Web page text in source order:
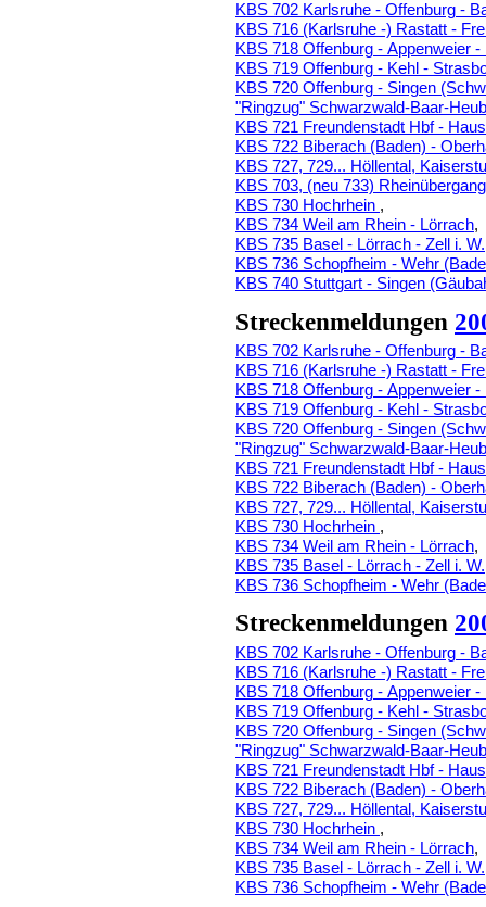
KBS 702 Karlsruhe - Offenburg -
KBS 716 (Karlsruhe -) Rastatt -
KBS 718 Offenburg - Appenweier
KBS 719 Offenburg - Kehl -
KBS 720 Offenburg - Singen
"Ringzug" Schwarzwald-Baar-
KBS 721 Freundenstadt Hbf -
KBS 722 Biberach (Baden) -
KBS 727, 729... Höllental,
KBS 703, (neu 733)
KBS 730 Hochrhein ,
KBS 734 Weil am Rhein - Lörrach,
KBS 735 Basel - Lörrach - Zell i. W.
KBS 736 Schopfheim - Wehr
KBS 740 Stuttgart - Singen
Streckenmeldungen
KBS 702 Karlsruhe - Offenburg -
KBS 716 (Karlsruhe -) Rastatt -
KBS 718 Offenburg - Appenweier
KBS 719 Offenburg - Kehl -
KBS 720 Offenburg - Singen
"Ringzug" Schwarzwald-Baar-
KBS 721 Freundenstadt Hbf -
KBS 722 Biberach (Baden) -
KBS 727, 729... Höllental,
KBS 730 Hochrhein ,
KBS 734 Weil am Rhein - Lörrach,
KBS 735 Basel - Lörrach - Zell i. W.
KBS 736 Schopfheim - Wehr
Streckenmeldungen
KBS 702 Karlsruhe - Offenburg -
KBS 716 (Karlsruhe -) Rastatt -
KBS 718 Offenburg - Appenweier
KBS 719 Offenburg - Kehl -
KBS 720 Offenburg - Singen
"Ringzug" Schwarzwald-Baar-
KBS 721 Freundenstadt Hbf -
KBS 722 Biberach (Baden) -
KBS 727, 729... Höllental,
KBS 730 Hochrhein ,
KBS 734 Weil am Rhein - Lörrach,
KBS 735 Basel - Lörrach - Zell i. W.
KBS 736 Schopfheim - Wehr